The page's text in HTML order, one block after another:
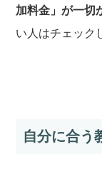
加料金」が一切
い人はチェック
自分に合う